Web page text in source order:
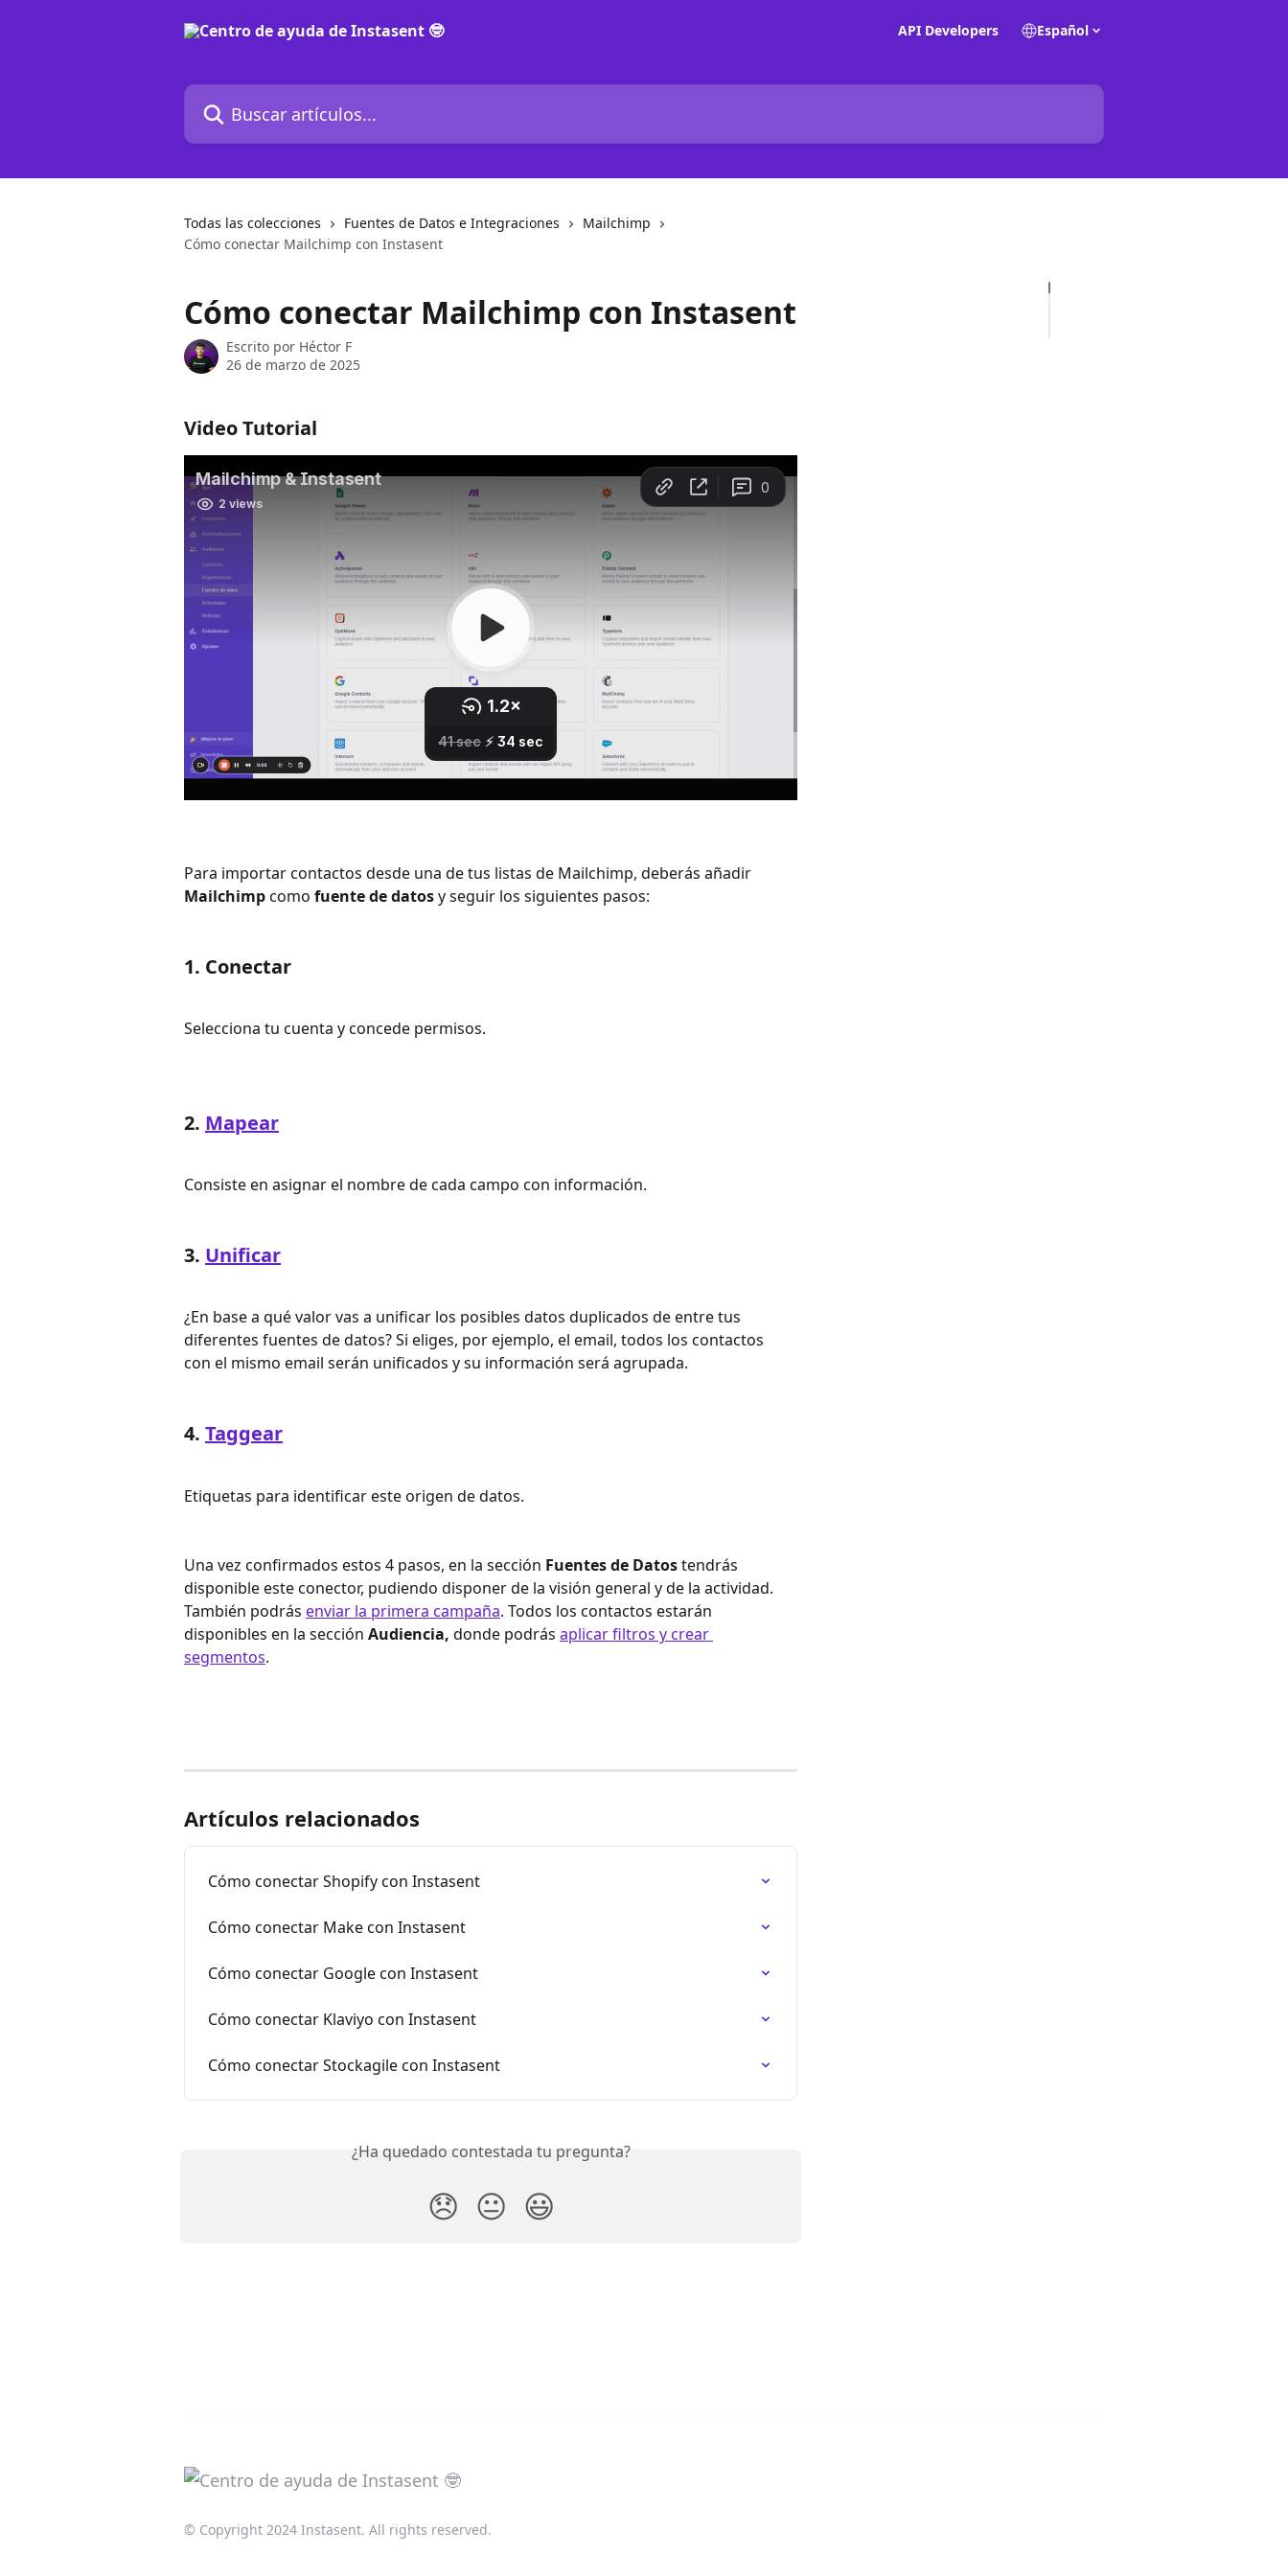
API Developers Español
Buscar artículos...
Todas las colecciones Fuentes de Datos e Integraciones
Mailchimp
Cómo conectar Mailchimp con Instasent
Cómo conectar Mailchimp con Instasent
Escrito por Héctor F
26 de marzo de 2025
Video Tutorial
Para importar contactos desde una de tus listas de Mailchimp, deberás añadir
Mailchimp como fuente de datos y seguir los siguientes pasos:
1. Conectar
Selecciona tu cuenta y concede permisos.
2. Mapear
Consiste en asignar el nombre de cada campo con información.
3. Unificar
¿En base a qué valor vas a unificar los posibles datos duplicados de entre tus
diferentes fuentes de datos? Si eliges, por ejemplo, el email, todos los contactos
con el mismo email serán unificados y su información será agrupada.
4. Taggear
Etiquetas para identificar este origen de datos.
Una vez confirmados estos 4 pasos, en la sección Fuentes de Datos tendrás
disponible este conector, pudiendo disponer de la visión general y de la actividad.
También podrás enviar la primera campaña. Todos los contactos estarán
disponibles en la sección Audiencia, donde podrás aplicar filtros y crear
segmentos.
Artículos relacionados
Cómo conectar Shopify con Instasent
Cómo conectar Make con Instasent
Cómo conectar Google con Instasent
Cómo conectar Klaviyo con Instasent
Cómo conectar Stockagile con Instasent
¿Ha quedado contestada tu pregunta?
😞 😐 😃
© Copyright 2024 Instasent. All rights reserved.